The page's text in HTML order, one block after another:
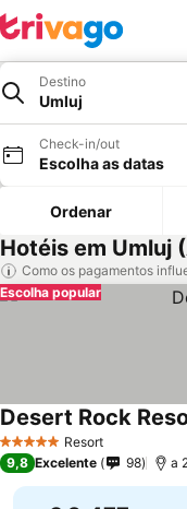
Destino
Umluj
Check-in/out
Escolha as datas
Ordenar
Hotéis em Umluj
Como os pagamentos
Escolha popular
5 Estrelas Resort
Desert Rock
9,8 Excelente 98 a